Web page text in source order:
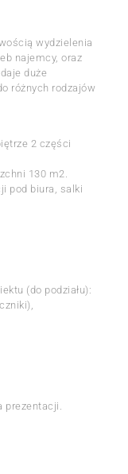
wydzielenia
najemcy, oraz
duże
różnych rodzajów
2 części
130 m2.
pod biura, salki
(do podziału):
prezentacji.